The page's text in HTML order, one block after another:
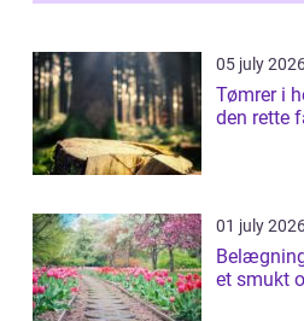
05 july
Tømrer i herlev
den rette
01 july
et smukt